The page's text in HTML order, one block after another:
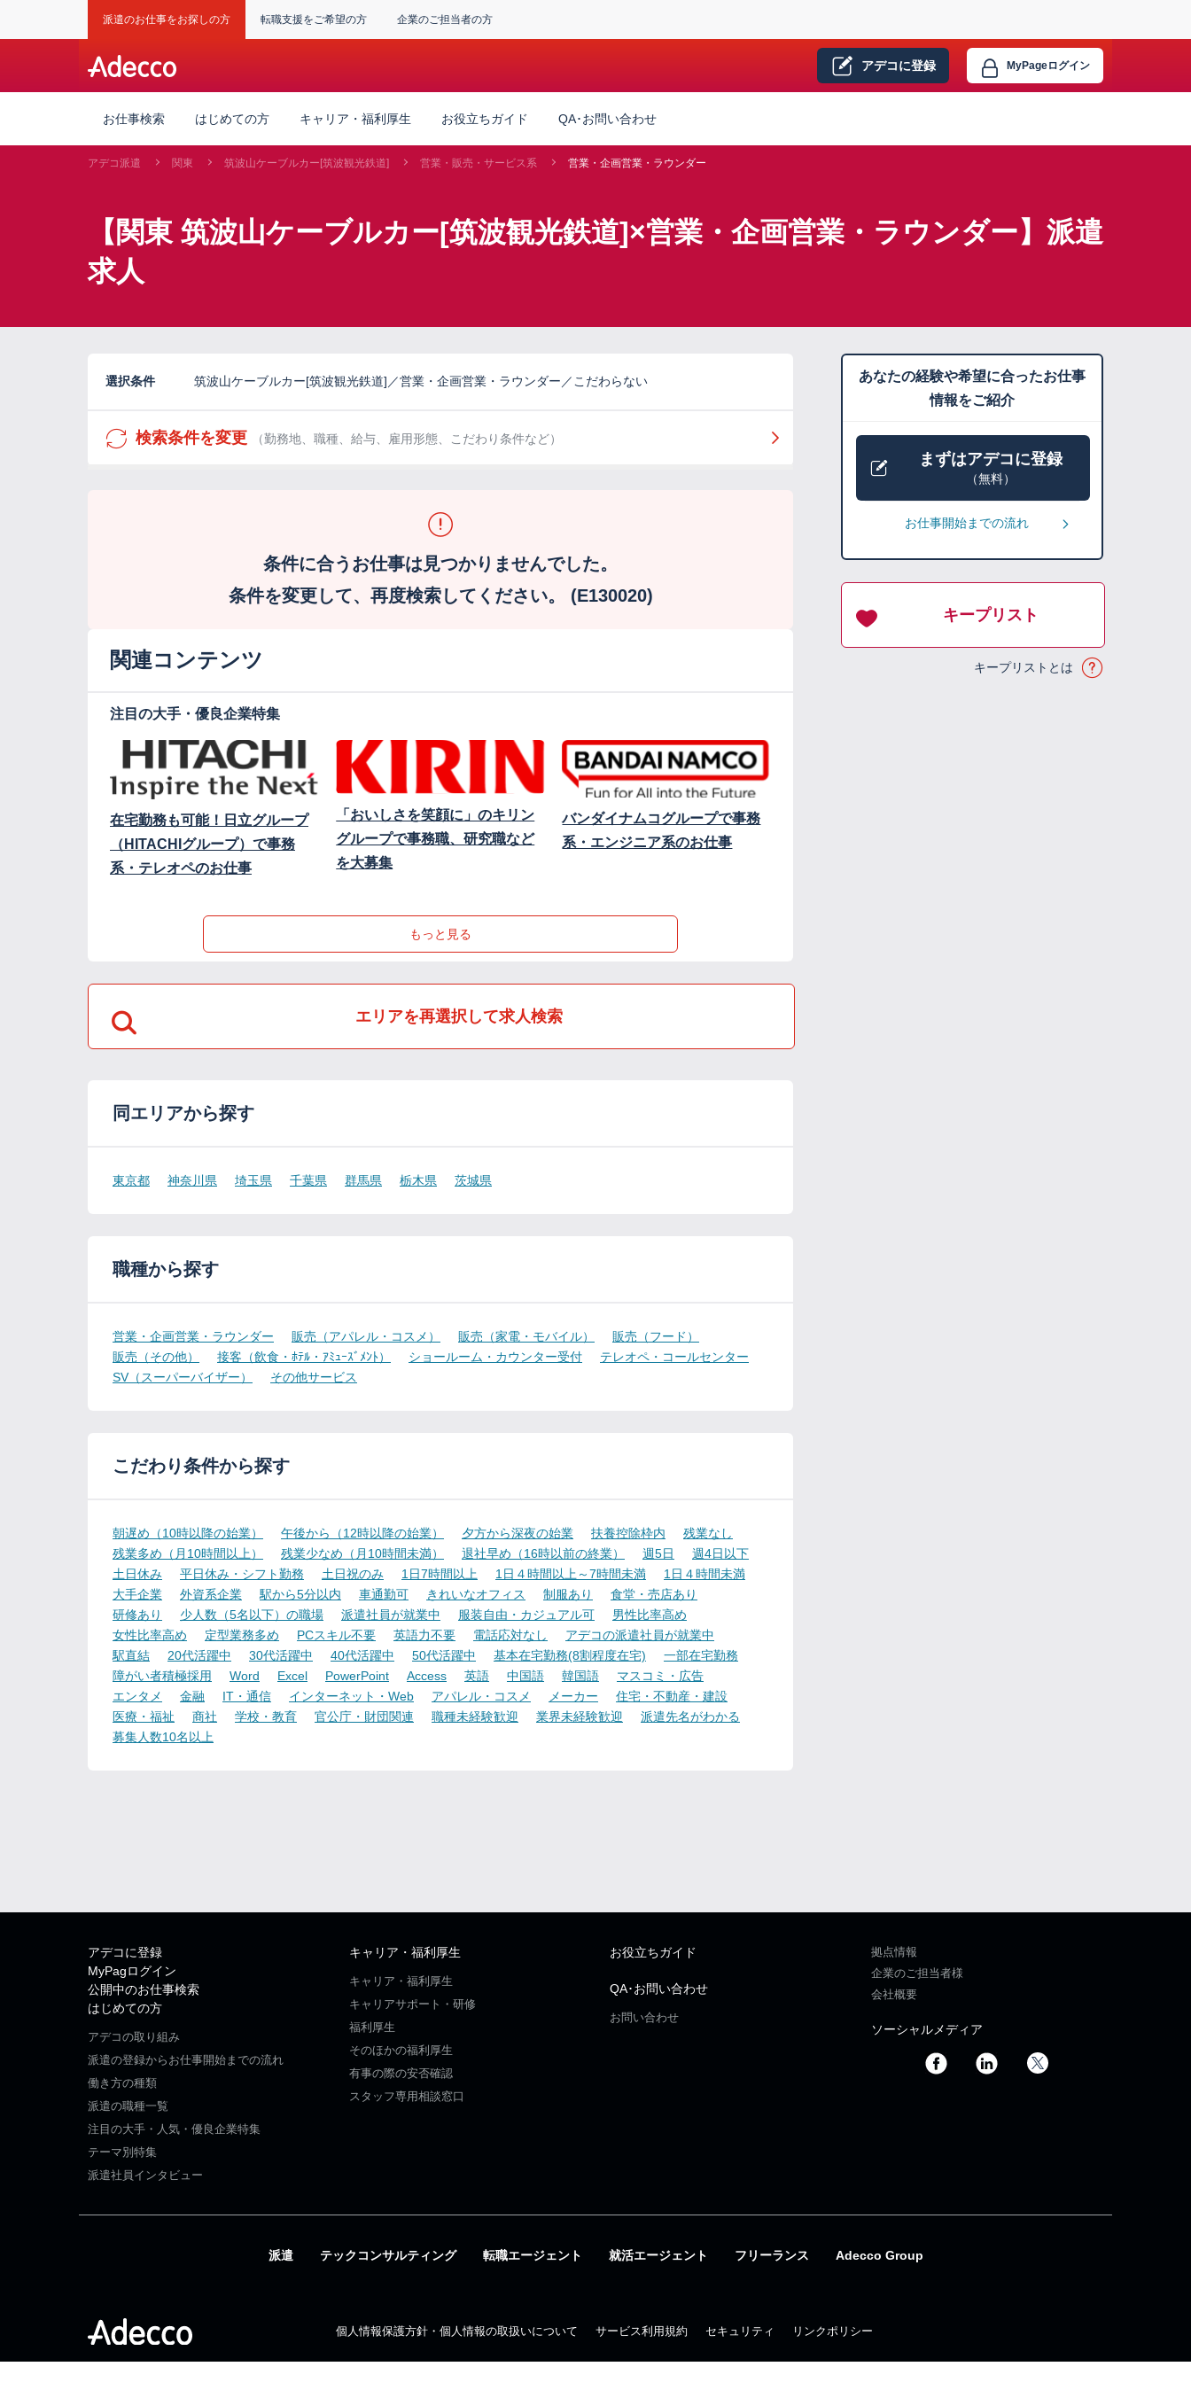
派遣のお仕事をお探しの方 転職支援をご希望の方 企業のご担当者の方
アデコに登録 MyPageログイン
お仕事検索 はじめての方 キャリア・福利厚生 お役立ちガイド QA･お問い合わせ
アデコ派遣 関東 筑波山ケーブルカー[筑波観光鉄道] 営業・販売・サービス系 営業・企画営業・ラウンダー
【関東 筑波山ケーブルカー[筑波観光鉄道]×営業・企画営業・ラウンダー】派遣
求人
選択条件 筑波山ケーブルカー[筑波観光鉄道]／営業・企画営業・ラウンダー／こだわらない
検索条件を変更 （勤務地、職種、給与、雇用形態、こだわり条件など）
条件に合うお仕事は見つかりませんでした。
条件を変更して、再度検索してください。 (E130020)
関連コンテンツ
注目の大手・優良企業特集
在宅勤務も可能！日立グループ
（HITACHIグループ）で事務
系・テレオペのお仕事
「おいしさを笑顔に」のキリン
グループで事務職、研究職など
を大募集
バンダイナムコグループで事務
系・エンジニア系のお仕事
もっと見る
エリアを再選択して求人検索
同エリアから探す
東京都 神奈川県 埼玉県 千葉県 群馬県 栃木県 茨城県
職種から探す
営業・企画営業・ラウンダー 販売（アパレル・コスメ） 販売（家電・モバイル）
販売（フード）
販売（その他）
接客（飲食・ﾎﾃﾙ・ｱﾐｭｰｽﾞﾒﾝﾄ） ショールーム・カウンター受付
テレオペ・コールセンター
SV（スーパーバイザー）
その他サービス
こだわり条件から探す
朝遅め（10時以降の始業） 午後から（12時以降の始業） 夕方から深夜の始業 扶養控除枠内
残業なし
残業多め（月10時間以上）
残業少なめ（月10時間未満） 退社早め（16時以前の終業） 週5日
週4日以下
土日休み
平日休み・シフト勤務 土日祝のみ 1日7時間以上 1日４時間以上～7時間未満
1日４時間未満
大手企業
外資系企業 駅から5分以内 車通勤可 きれいなオフィス 制服あり
食堂・売店あり
研修あり
少人数（5名以下）の職場 派遣社員が就業中 服装自由・カジュアル可
男性比率高め
女性比率高め
定型業務多め PCスキル不要 英語力不要 電話応対なし
アデコの派遣社員が就業中
駅直結
20代活躍中 30代活躍中 40代活躍中 50代活躍中 基本在宅勤務(8割程度在宅)
一部在宅勤務
障がい者積極採用
Word Excel PowerPoint Access 英語 中国語 韓国語
マスコミ・広告
エンタメ
金融 IT・通信 インターネット・Web アパレル・コスメ メーカー
住宅・不動産・建設
医療・福祉
商社 学校・教育 官公庁・財団関連 職種未経験歓迎 業界未経験歓迎
派遣先名がわかる
募集人数10名以上
あなたの経験や希望に合ったお仕事
情報をご紹介
まずはアデコに登録
（無料）
お仕事開始までの流れ
キープリスト
キープリストとは
アデコに登録
MyPagログイン
公開中のお仕事検索
はじめての方
アデコの取り組み
派遣の登録からお仕事開始までの流れ
働き方の種類
派遣の職種一覧
注目の大手・人気・優良企業特集
テーマ別特集
派遣社員インタビュー
キャリア・福利厚生
キャリア・福利厚生
キャリアサポート・研修
福利厚生
そのほかの福利厚生
有事の際の安否確認
スタッフ専用相談窓口
お役立ちガイド
QA･お問い合わせ
お問い合わせ
拠点情報
企業のご担当者様
会社概要
ソーシャルメディア
派遣 テックコンサルティング 転職エージェント 就活エージェント フリーランス Adecco Group
個人情報保護方針・個人情報の取扱いについて サービス利用規約 セキュリティ リンクポリシー